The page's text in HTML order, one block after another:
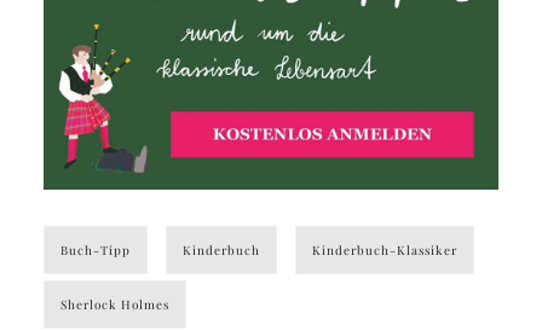
Buch-Tipp Kinderbuch Kinderbuch-Klassiker
Sherlock Holmes